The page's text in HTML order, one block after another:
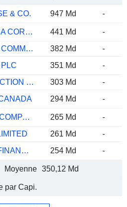
& CO. 947 Md -
BANK OF AMERICA CORPORATION 441 Md
-
INDUSTRIAL AND COMMERCIAL BANK OF CHINA LIMITED
382 Md
-
351 Md
-
CHINA CONSTRUCTION BANK CORPORATION
303 Md
-
294 Md -
WELLS FARGO & COMPANY 265 Md
-
261 Md
-
MITSUBISHI UFJ FINANCIAL GROUP, INC.
254 Md -
Moyenne 350,12 Md
par Capi.